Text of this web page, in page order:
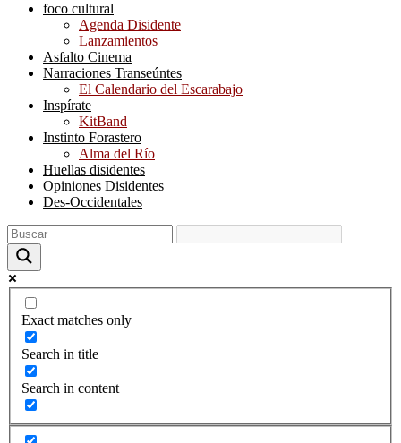
foco cultural
Agenda Disidente
Lanzamientos
Asfalto Cinema
Narraciones Transeúntes
El Calendario del Escarabajo
Inspírate
KitBand
Instinto Forastero
Alma del Río
Huellas disidentes
Opiniones Disidentes
Des-Occidentales
Exact matches only
Search in title
Search in content